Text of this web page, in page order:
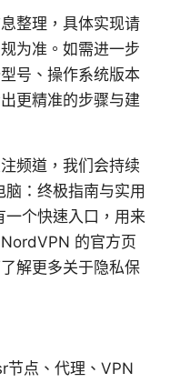
整理，具体实现请
为准。如需进一步
号、操作系统版本
更精准的步骤与建
频道，我们会持续
脑：终极指南与实用
一个快速入口，用来
的官方页
解更多关于隐私保
节点、代理、VPN